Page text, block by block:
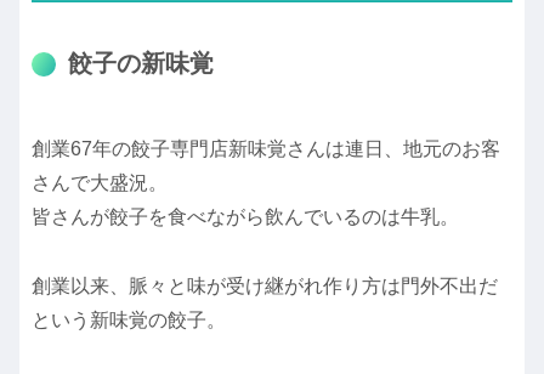
餃子の新味覚
創業67年の餃子専門店新味覚さんは連日、地元のお客
さんで大盛況。
皆さんが餃子を食べながら飲んでいるのは牛乳。
創業以来、脈々と味が受け継がれ作り方は門外不出だ
という新味覚の餃子。